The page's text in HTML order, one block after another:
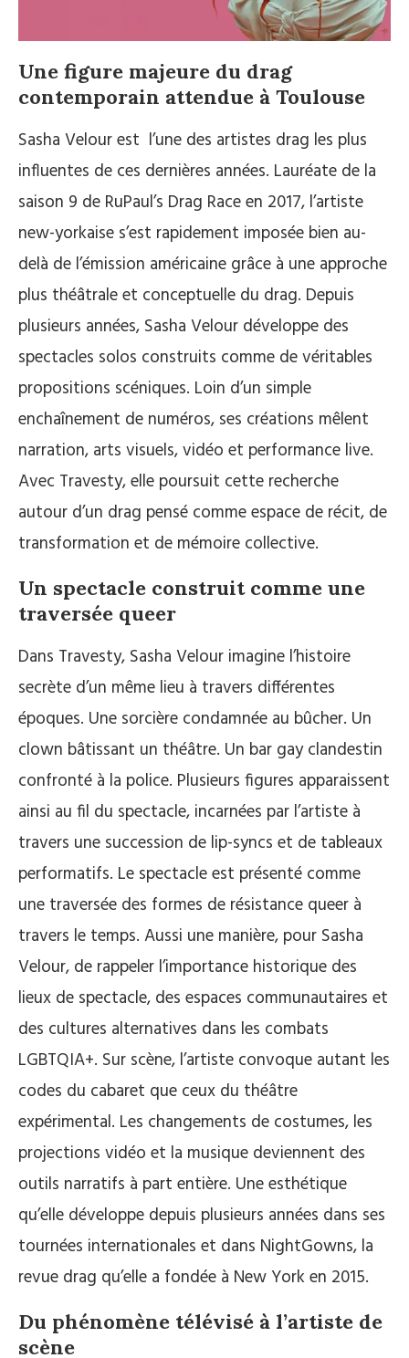
Une figure majeure du drag
contemporain attendue à Toulouse
Sasha Velour est l’une des artistes drag les plus
influentes de ces dernières années. Lauréate de la
saison 9 de RuPaul’s Drag Race en 2017, l’artiste
new-yorkaise s’est rapidement imposée bien au-
delà de l’émission américaine grâce à une approche
plus théâtrale et conceptuelle du drag. Depuis
plusieurs années, Sasha Velour développe des
spectacles solos construits comme de véritables
propositions scéniques. Loin d’un simple
enchaînement de numéros, ses créations mêlent
narration, arts visuels, vidéo et performance live.
Avec Travesty, elle poursuit cette recherche
autour d’un drag pensé comme espace de récit, de
transformation et de mémoire collective.
Un spectacle construit comme une
traversée queer
Dans Travesty, Sasha Velour imagine l’histoire
secrète d’un même lieu à travers différentes
époques. Une sorcière condamnée au bûcher. Un
clown bâtissant un théâtre. Un bar gay clandestin
confronté à la police. Plusieurs figures apparaissent
ainsi au fil du spectacle, incarnées par l’artiste à
travers une succession de lip-syncs et de tableaux
performatifs. Le spectacle est présenté comme
une traversée des formes de résistance queer à
travers le temps. Aussi une manière, pour Sasha
Velour, de rappeler l’importance historique des
lieux de spectacle, des espaces communautaires et
des cultures alternatives dans les combats
LGBTQIA+. Sur scène, l’artiste convoque autant les
codes du cabaret que ceux du théâtre
expérimental. Les changements de costumes, les
projections vidéo et la musique deviennent des
outils narratifs à part entière. Une esthétique
qu’elle développe depuis plusieurs années dans ses
tournées internationales et dans NightGowns, la
revue drag qu’elle a fondée à New York en 2015.
Du phénomène télévisé à l’artiste de
scène